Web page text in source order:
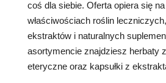
coś dla siebie. Oferta opiera się
właściwościach roślin
ekstraktów i naturalnych
asortymencie znajdziesz herbaty
eteryczne oraz kapsułki z